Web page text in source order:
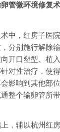
管微环境修复
，红房子医院
分别施行解除
开口塑型、植
对性治疗，使
影响到其他部
整个输卵管所带
辅以杭州红房